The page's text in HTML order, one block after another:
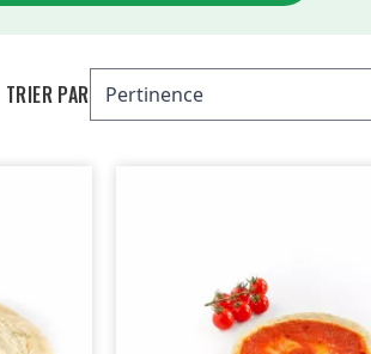
TRIER PAR